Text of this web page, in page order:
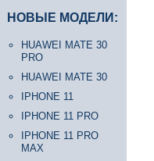
НОВЫЕ МОДЕЛИ:
HUAWEI MATE 30
PRO
HUAWEI MATE 30
IPHONE 11
IPHONE 11 PRO
IPHONE 11 PRO
MAX